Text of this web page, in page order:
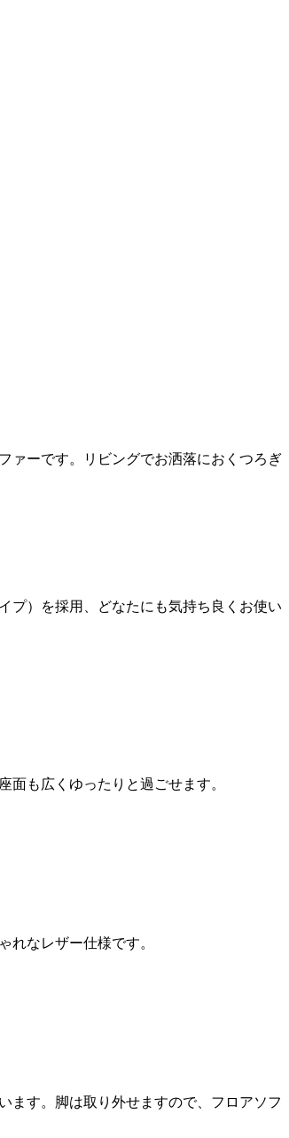
ァーです。リビングでお洒落におくつろぎ
プ）を採用、どなたにも気持ち良くお使い
も広くゆったりと過ごせます。
れなレザー仕様です。
ます。脚は取り外せますので、フロアソフ